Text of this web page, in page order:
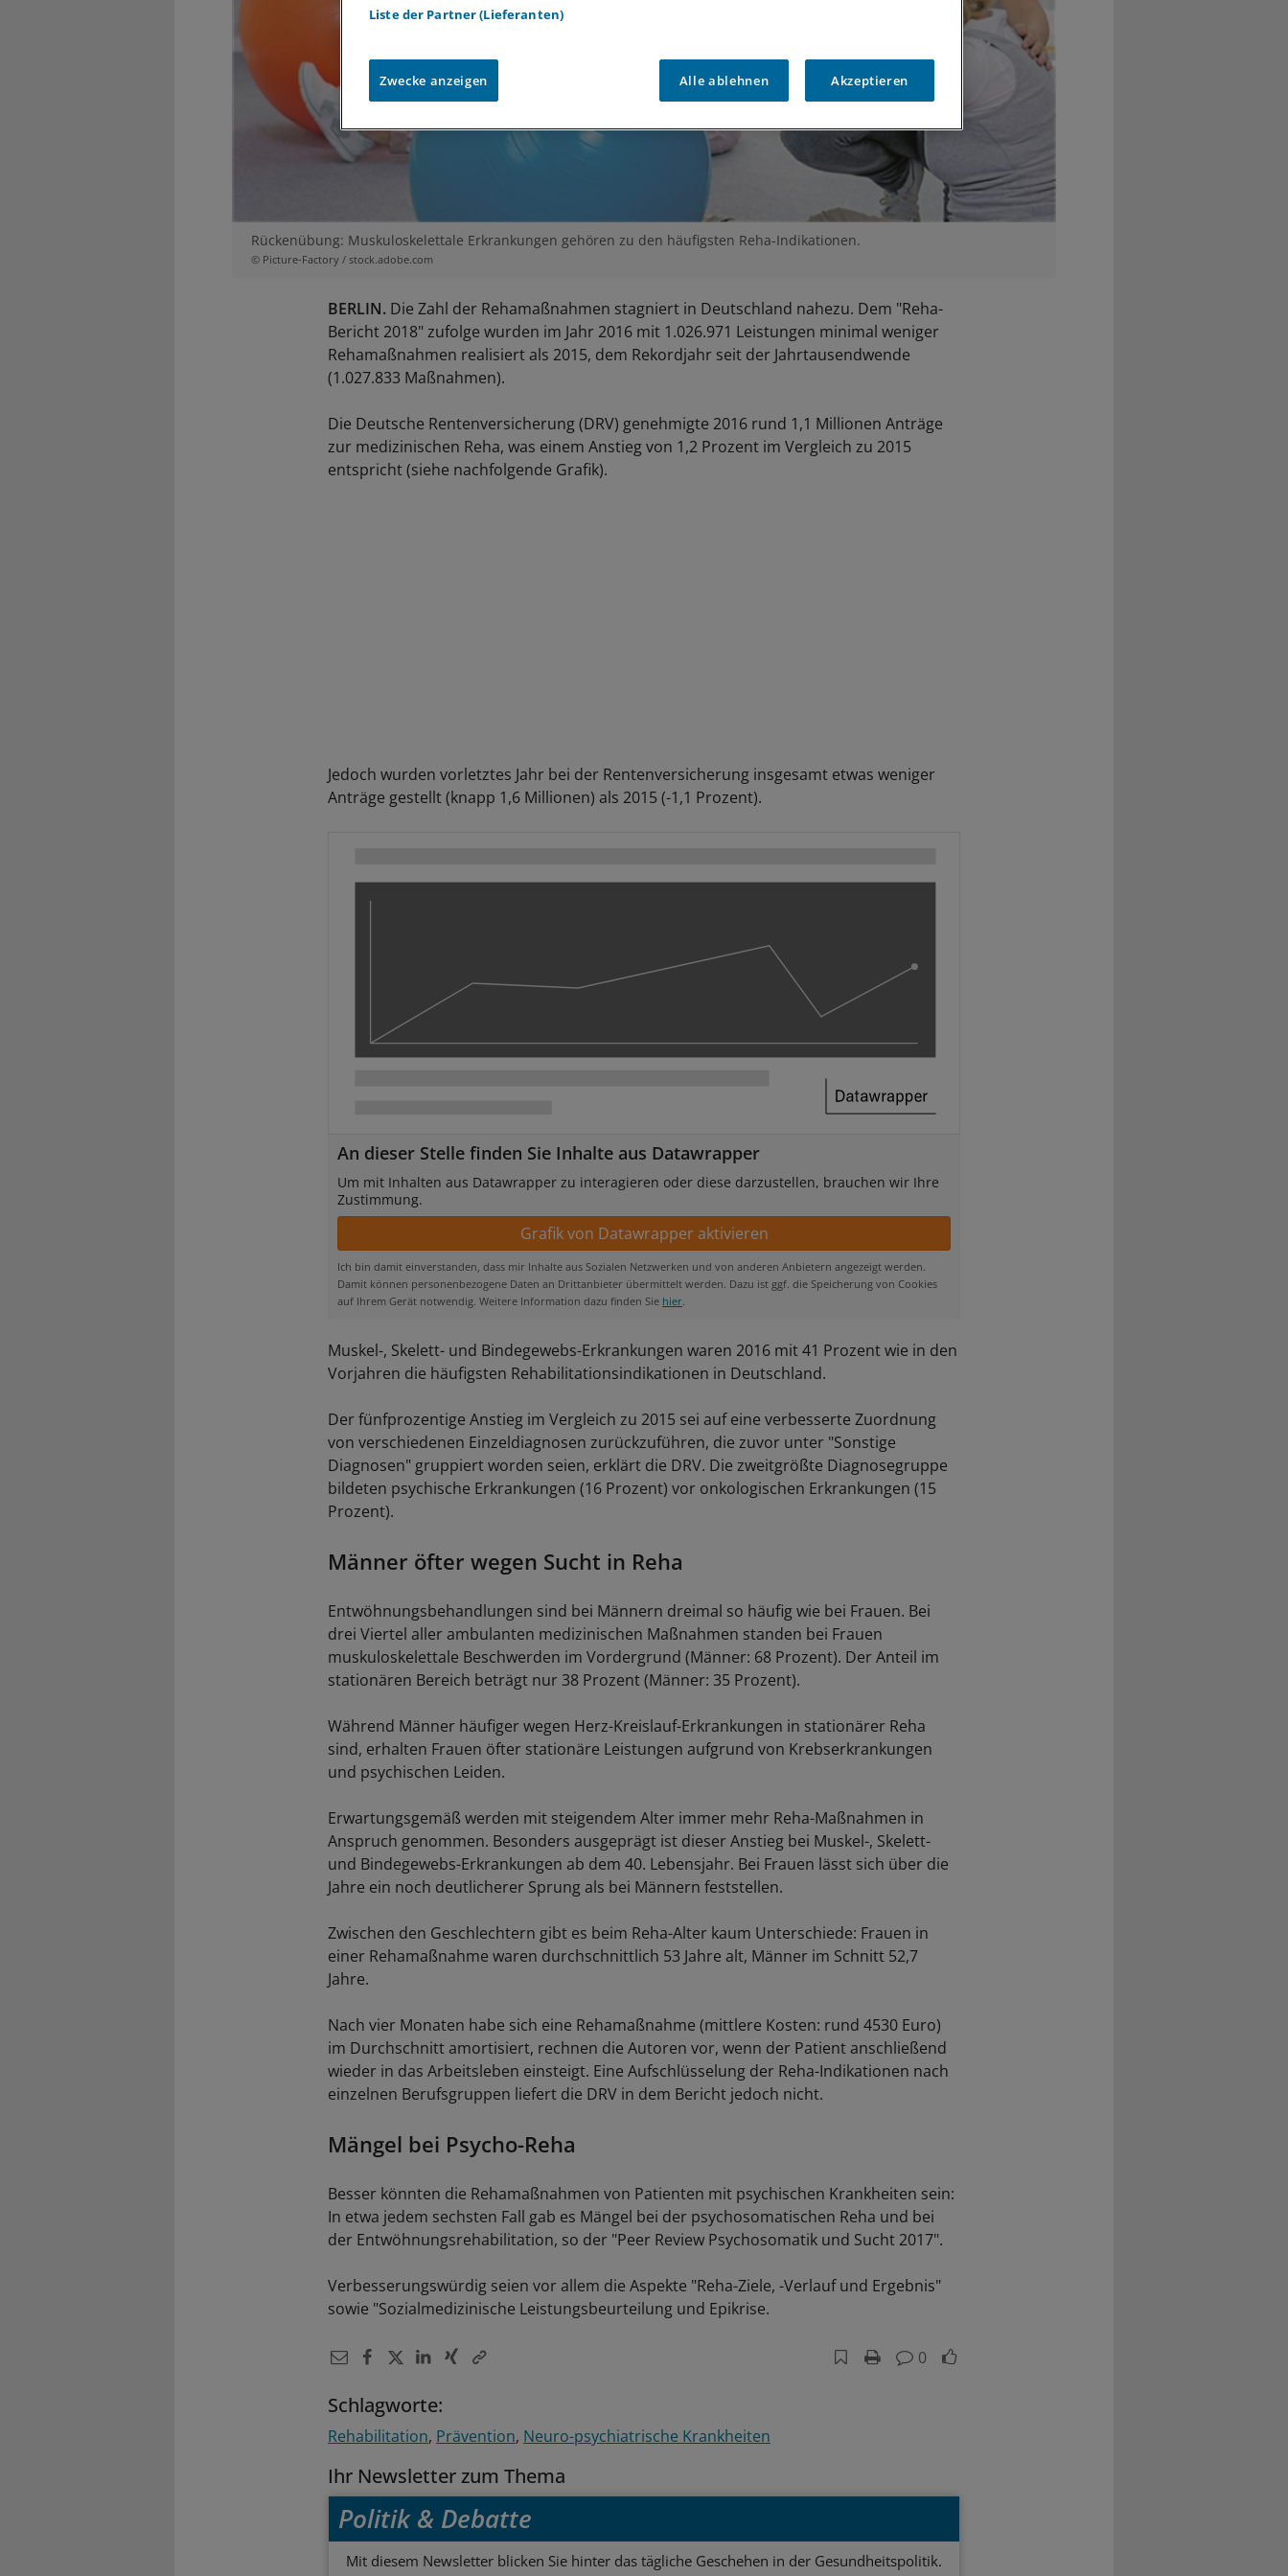
Rückenübung: Muskuloskelettale Erkrankungen gehören zu den häufigsten Reha-Indikationen.
© Picture-Factory / stock.adobe.com
BERLIN. Die Zahl der Rehamaßnahmen stagniert in Deutschland nahezu. Dem "Reha-
Bericht 2018" zufolge wurden im Jahr 2016 mit 1.026.971 Leistungen minimal weniger
Rehamaßnahmen realisiert als 2015, dem Rekordjahr seit der Jahrtausendwende
(1.027.833 Maßnahmen).
Die Deutsche Rentenversicherung (DRV) genehmigte 2016 rund 1,1 Millionen Anträge
zur medizinischen Reha, was einem Anstieg von 1,2 Prozent im Vergleich zu 2015
entspricht (siehe nachfolgende Grafik).
Jedoch wurden vorletztes Jahr bei der Rentenversicherung insgesamt etwas weniger
Anträge gestellt (knapp 1,6 Millionen) als 2015 (-1,1 Prozent).
An dieser Stelle finden Sie Inhalte aus Datawrapper
Um mit Inhalten aus Datawrapper zu interagieren oder diese darzustellen, brauchen wir Ihre
Zustimmung.
Ich bin damit einverstanden, dass mir Inhalte aus Sozialen Netzwerken und von anderen Anbietern angezeigt werden.
Damit können personenbezogene Daten an Drittanbieter übermittelt werden. Dazu ist ggf. die Speicherung von Cookies
auf Ihrem Gerät notwendig. Weitere Information dazu finden Sie hier.
Muskel-, Skelett- und Bindegewebs-Erkrankungen waren 2016 mit 41 Prozent wie in den
Vorjahren die häufigsten Rehabilitationsindikationen in Deutschland.
Der fünfprozentige Anstieg im Vergleich zu 2015 sei auf eine verbesserte Zuordnung
von verschiedenen Einzeldiagnosen zurückzuführen, die zuvor unter "Sonstige
Diagnosen" gruppiert worden seien, erklärt die DRV. Die zweitgrößte Diagnosegruppe
bildeten psychische Erkrankungen (16 Prozent) vor onkologischen Erkrankungen (15
Prozent).
Männer öfter wegen Sucht in Reha
Entwöhnungsbehandlungen sind bei Männern dreimal so häufig wie bei Frauen. Bei
drei Viertel aller ambulanten medizinischen Maßnahmen standen bei Frauen
muskuloskelettale Beschwerden im Vordergrund (Männer: 68 Prozent). Der Anteil im
stationären Bereich beträgt nur 38 Prozent (Männer: 35 Prozent).
Während Männer häufiger wegen Herz-Kreislauf-Erkrankungen in stationärer Reha
sind, erhalten Frauen öfter stationäre Leistungen aufgrund von Krebserkrankungen
und psychischen Leiden.
Erwartungsgemäß werden mit steigendem Alter immer mehr Reha-Maßnahmen in
Anspruch genommen. Besonders ausgeprägt ist dieser Anstieg bei Muskel-, Skelett-
und Bindegewebs-Erkrankungen ab dem 40. Lebensjahr. Bei Frauen lässt sich über die
Jahre ein noch deutlicherer Sprung als bei Männern feststellen.
Zwischen den Geschlechtern gibt es beim Reha-Alter kaum Unterschiede: Frauen in
einer Rehamaßnahme waren durchschnittlich 53 Jahre alt, Männer im Schnitt 52,7
Jahre.
Nach vier Monaten habe sich eine Rehamaßnahme (mittlere Kosten: rund 4530 Euro)
im Durchschnitt amortisiert, rechnen die Autoren vor, wenn der Patient anschließend
wieder in das Arbeitsleben einsteigt. Eine Aufschlüsselung der Reha-Indikationen nach
einzelnen Berufsgruppen liefert die DRV in dem Bericht jedoch nicht.
Mängel bei Psycho-Reha
Besser könnten die Rehamaßnahmen von Patienten mit psychischen Krankheiten sein:
In etwa jedem sechsten Fall gab es Mängel bei der psychosomatischen Reha und bei
der Entwöhnungsrehabilitation, so der "Peer Review Psychosomatik und Sucht 2017".
Verbesserungswürdig seien vor allem die Aspekte "Reha-Ziele, -Verlauf und Ergebnis"
sowie "Sozialmedizinische Leistungsbeurteilung und Epikrise.
0
Schlagworte:
Rehabilitation Prävention Neuro-psychiatrische Krankheiten
Ihr Newsletter zum Thema
Politik & Debatte
Mit diesem Newsletter blicken Sie hinter das tägliche Geschehen in der Gesundheitspolitik.
Liste der Partner (Lieferanten)
Zwecke anzeigen Alle ablehnen Akzeptieren